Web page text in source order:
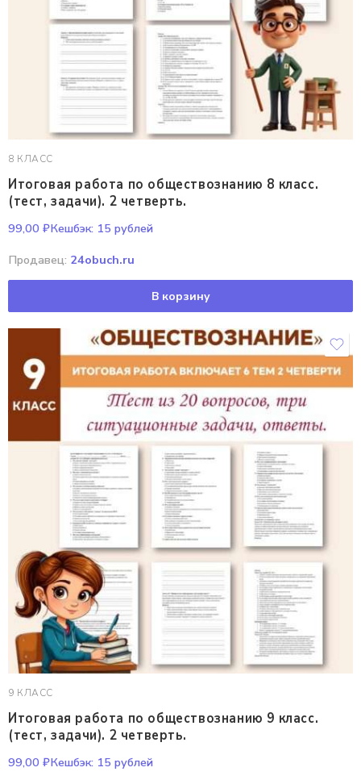
8 КЛАСС
Итоговая работа по обществознанию 8 класс.
(тест, задачи). 2 четверть.
99,00 ₽Кешбэк: 15 рублей
Продавец: 24obuch.ru
В корзину
9 КЛАСС
Итоговая работа по обществознанию 9 класс.
(тест, задачи). 2 четверть.
99,00 ₽Кешбэк: 15 рублей